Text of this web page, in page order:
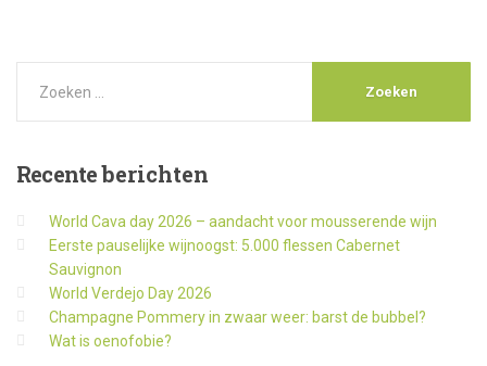
Recenteberichten
World Cava day 2026 – aandacht voor mousserende wijn
Eerste pauselijke wijnoogst: 5.000 flessen Cabernet
Sauvignon
World Verdejo Day 2026
Champagne Pommery in zwaar weer: barst de bubbel?
Wat is oenofobie?